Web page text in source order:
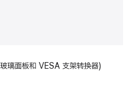
面板和 VESA 支架转换器)